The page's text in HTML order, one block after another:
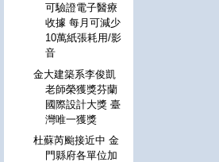
可驗證電子醫療
收據 每月可減少
10萬紙張耗用/影
音
金大建築系李俊凱
老師榮獲獎芬蘭
國際設計大獎 臺
灣唯一獲獎
杜蘇芮颱接近中 金
門縣府各單位加